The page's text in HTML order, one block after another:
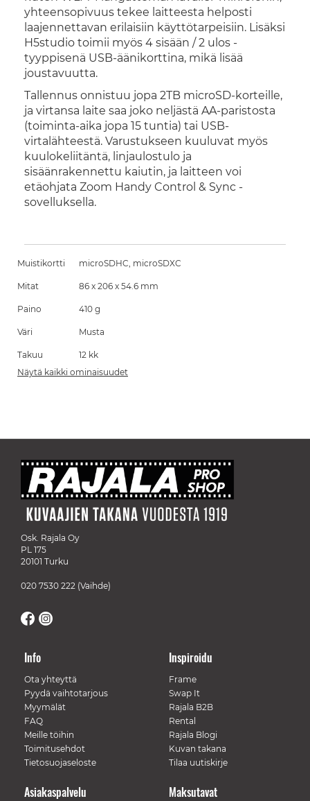
yhteensopivuus tekee laitteesta helposti
laajennettavan erilaisiin käyttötarpeisiin. Lisäksi
H5studio toimii myös 4 sisään / 2 ulos -
tyyppisenä USB-äänikorttina, mikä lisää
joustavuutta.
Tallennus onnistuu jopa 2TB microSD-korteille,
ja virtansa laite saa joko neljästä AA-paristosta
(toiminta-aika jopa 15 tuntia) tai USB-
virtalähteestä. Varustukseen kuuluvat myös
kuulokeliitäntä, linjaulostulo ja
sisäänrakennettu kaiutin, ja laitteen voi
etäohjata Zoom Handy Control & Sync -
sovelluksella.
Muistikortti microSDHC, microSDXC
Mitat 86 x 206 x 54.6 mm
Paino 410 g
Väri Musta
Takuu
12 kk
Näytä kaikki ominaisuudet
Osk. Rajala Oy
PL 175
20101 Turku
020 7530 222 (Vaihde)
Info
Ota yhteyttä
Pyydä vaihtotarjous
Myymälät
FAQ
Meille töihin
Toimitusehdot
Tietosuojaseloste
Inspiroidu
Frame
Swap It
Rajala B2B
Rental
Rajala Blogi
Kuvan takana
Tilaa uutiskirje
Maksutavat
Asiakaspalvelu